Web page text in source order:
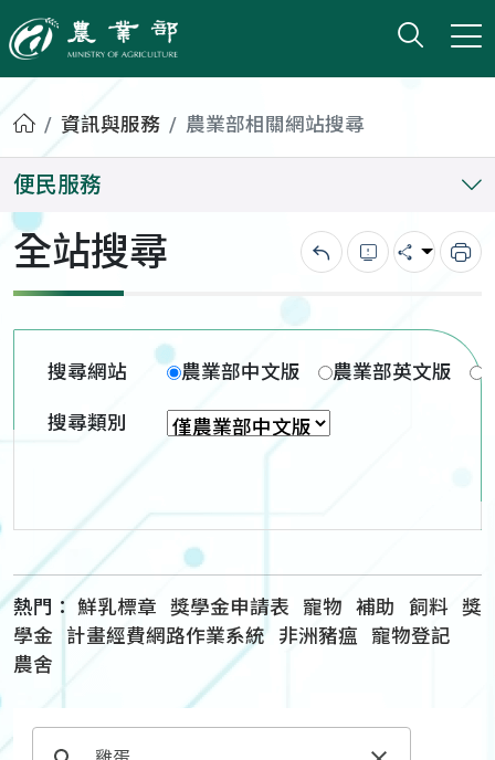
農業部
打開
小版
首頁資訊與服務 農業部相關網站搜尋
便民服務
全站搜尋 回上一頁錯誤回報
分享 列
搜尋網站 農業部中文版 農業部英文版
搜尋類別
熱門： 鮮乳標章 獎學金申請表 寵物 補助 飼料 獎
學金
計畫經費網路作業系統 非洲豬瘟
寵物登記
農舍